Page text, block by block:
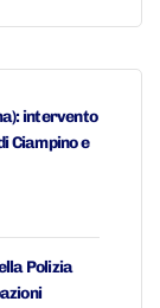
intervento
Ciampino e
Polizia